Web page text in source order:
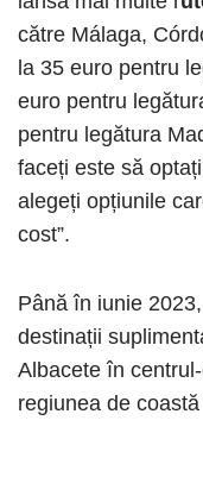
către Málaga,
la 35 euro pentru
euro pentru
pentru legătura
faceți este să
alegeți opțiunile
cost”.
Până în iunie
destinații
Albacete în
regiunea de